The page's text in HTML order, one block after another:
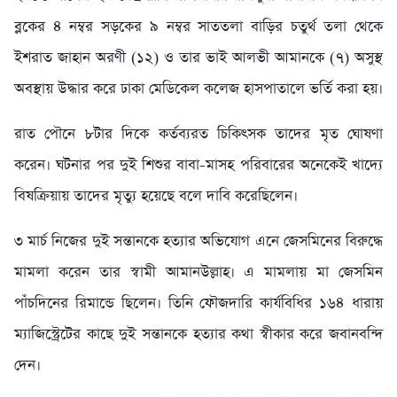
ব্লকের ৪ নম্বর সড়কের ৯ নম্বর সাততলা বাড়ির চতুর্থ তলা থেকে
ইশরাত জাহান অরণী (১২) ও তার ভাই আলভী আমানকে (৭) অসুস্থ
অবস্থায় উদ্ধার করে ঢাকা মেডিকেল কলেজ হাসপাতালে ভর্তি করা হয়।
রাত পৌনে ৮টার দিকে কর্তব্যরত চিকিৎসক তাদের মৃত ঘোষণা
করেন। ঘটনার পর দুই শিশুর বাবা-মাসহ পরিবারের অনেকেই খাদ্যে
বিষক্রিয়ায় তাদের মৃত্যু হয়েছে বলে দাবি করেছিলেন।
৩ মার্চ নিজের দুই সন্তানকে হত্যার অভিযোগ এনে জেসমিনের বিরুদ্ধে
মামলা করেন তার স্বামী আমানউল্লাহ। এ মামলায় মা জেসমিন
পাঁচদিনের রিমান্ডে ছিলেন। তিনি ফৌজদারি কার্যবিধির ১৬৪ ধারায়
ম্যাজিস্ট্রেটের কাছে দুই সন্তানকে হত্যার কথা স্বীকার করে জবানবন্দি
দেন।